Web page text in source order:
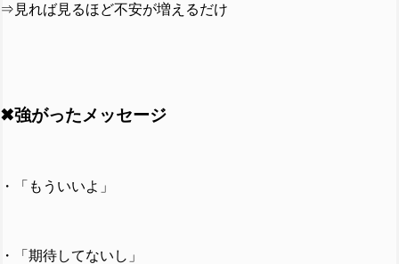
⇒見れば見るほど不安が増えるだけ
✖強がったメッセージ
・「もういいよ」
・「期待してないし」